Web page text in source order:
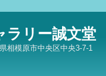
ラリー誠文堂
相模原市中央区中央3-7-1